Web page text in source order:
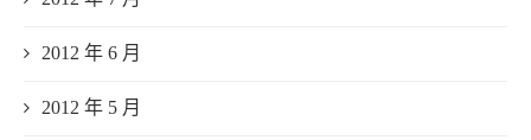
2012 年 6 月
2012 年 5 月